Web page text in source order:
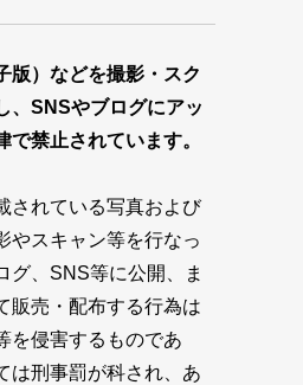
版）などを撮影・スク
、SNSやブログにアッ
で禁止されています。
されている写真および
やスキャン等を行なっ
グ、SNS等に公開、ま
販売・配布する行為は
を侵害するものであ
は刑事罰が科され、あ